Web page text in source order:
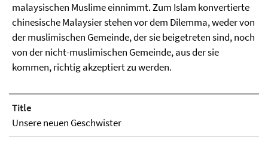
malaysischen Muslime einnimmt. Zum Islam konvertierte
chinesische Malaysier stehen vor dem Dilemma, weder von
der muslimischen Gemeinde, der sie beigetreten sind, noch
von der nicht-muslimischen Gemeinde, aus der sie
kommen, richtig akzeptiert zu werden.
Title
Unsere neuen Geschwister